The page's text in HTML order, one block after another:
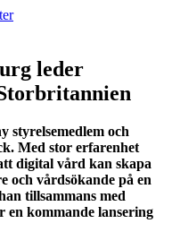
leder
och
Med stor erfarenhet
digital vård kan skapa
och vårdsökande på en
tillsammans med
en kommande lansering